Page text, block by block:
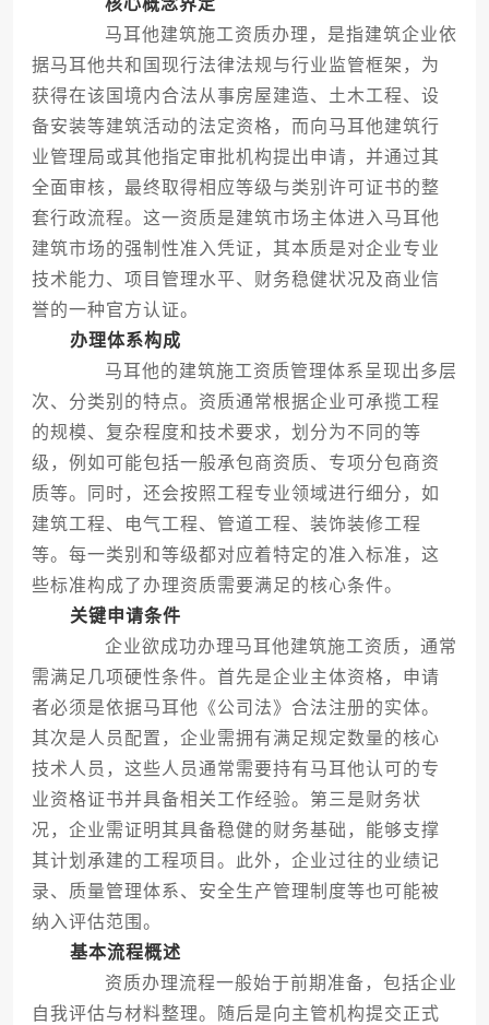
核心概念界定
马耳他建筑施工资质办理，是指建筑企业依
据马耳他共和国现行法律法规与行业监管框架，为
获得在该国境内合法从事房屋建造、土木工程、设
备安装等建筑活动的法定资格，而向马耳他建筑行
业管理局或其他指定审批机构提出申请，并通过其
全面审核，最终取得相应等级与类别许可证书的整
套行政流程。这一资质是建筑市场主体进入马耳他
建筑市场的强制性准入凭证，其本质是对企业专业
技术能力、项目管理水平、财务稳健状况及商业信
誉的一种官方认证。
办理体系构成
马耳他的建筑施工资质管理体系呈现出多层
次、分类别的特点。资质通常根据企业可承揽工程
的规模、复杂程度和技术要求，划分为不同的等
级，例如可能包括一般承包商资质、专项分包商资
质等。同时，还会按照工程专业领域进行细分，如
建筑工程、电气工程、管道工程、装饰装修工程
等。每一类别和等级都对应着特定的准入标准，这
些标准构成了办理资质需要满足的核心条件。
关键申请条件
企业欲成功办理马耳他建筑施工资质，通常
需满足几项硬性条件。首先是企业主体资格，申请
者必须是依据马耳他《公司法》合法注册的实体。
其次是人员配置，企业需拥有满足规定数量的核心
技术人员，这些人员通常需要持有马耳他认可的专
业资格证书并具备相关工作经验。第三是财务状
况，企业需证明其具备稳健的财务基础，能够支撑
其计划承建的工程项目。此外，企业过往的业绩记
录、质量管理体系、安全生产管理制度等也可能被
纳入评估范围。
基本流程概述
资质办理流程一般始于前期准备，包括企业
自我评估与材料整理。随后是向主管机构提交正式